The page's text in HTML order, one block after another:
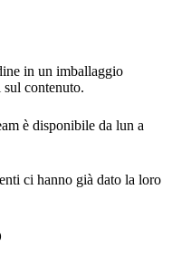
in un imballaggio
contenuto.
è disponibile da lun a
ci hanno già dato la loro